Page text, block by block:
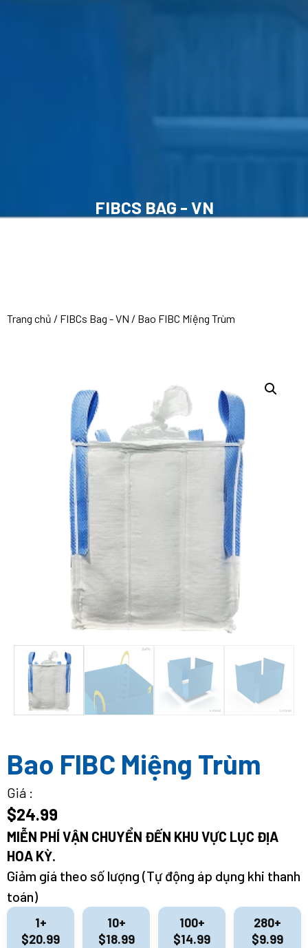
FIBCS BAG - VN
Trang chủ / FIBCs Bag - VN / Bao FIBC Miệng Trùm
Bao FIBC Miệng Trùm
Giá :
$24.99
MIỄN PHÍ VẬN CHUYỂN ĐẾN KHU VỰC LỤC ĐỊA
HOA KỲ.
Giảm giá theo số lượng (Tự động áp dụng khi thanh
toán)
1+
$20.99
10+
$18.99
100+
$14.99
280+
$9.99